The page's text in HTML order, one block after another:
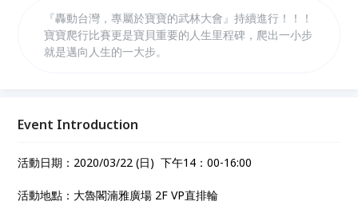
『轟動台灣，專屬於寶寶的武林大會』持續進行！！！
寶寶爬行比賽更是寶貝重要的人生里程碑，爬出一小步
就是邁向人生的一大步。
Event Introduction
活動日期：2020/03/22 (日) 下午14：00-16:00
活動地點：大魯閣湳雅廣場 2F VP直排輪